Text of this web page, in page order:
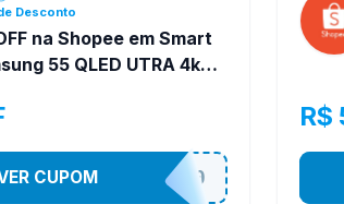
Desconto
na Shopee em Smart
55 QLED UTRA 4k
TV100
CUPOM
R$